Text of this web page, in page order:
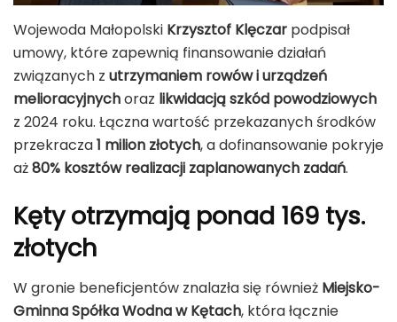
Wojewoda Małopolski Krzysztof Klęczar podpisał
umowy, które zapewnią finansowanie działań
związanych z utrzymaniem rowów i urządzeń
melioracyjnychoraz likwidacją szkód powodziowych
z 2024 roku. Łączna wartość przekazanych środków
przekracza1 milion złotych, a dofinansowanie pokryje
aż80% kosztów realizacji zaplanowanych zadań.
Kętyotrzymają ponad 169 tys.
złotych
W gronie beneficjentów znalazła się również Miejsko-
Gminna Spółka Wodna w Kętach, która łącznie